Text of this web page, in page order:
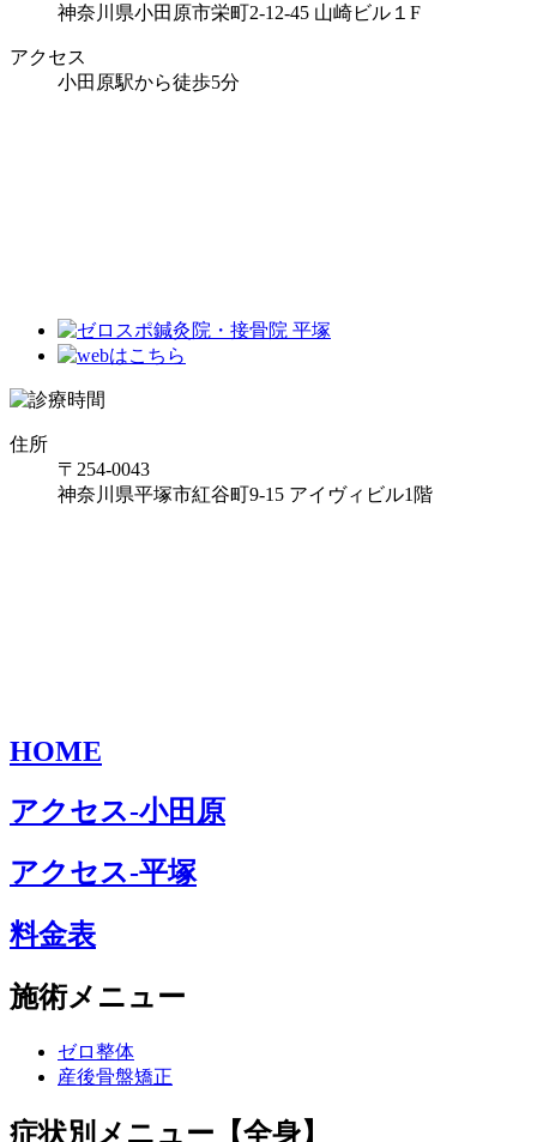
神奈川県小田原市栄町2-12-45 山崎ビル１F
アクセス
小田原駅から徒歩5分
住所
〒254-0043
神奈川県平塚市紅谷町9-15 アイヴィビル1階
HOME
アクセス-小田原
アクセス-平塚
料金表
施術メニュー
ゼロ整体
産後骨盤矯正
症状別メニュー【全身】